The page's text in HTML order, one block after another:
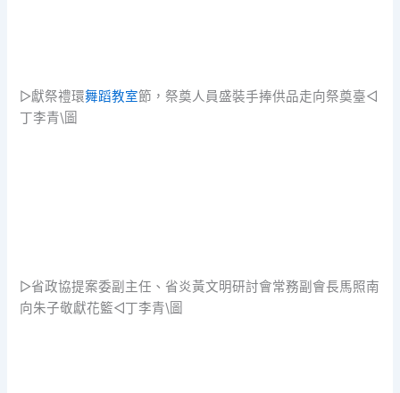
▷獻祭禮環舞蹈教室節，祭奠人員盛裝手捧供品走向祭奠臺◁
丁李青\圖
▷省政協提案委副主任、省炎黃文明研討會常務副會長馬照南
向朱子敬獻花籃◁丁李青\圖